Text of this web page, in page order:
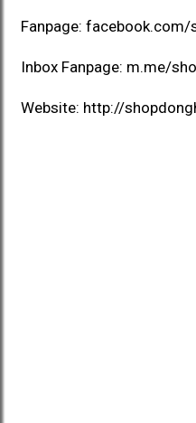
Fanpage: facebook.com/
Inbox Fanpage: m.me/
Website: http://